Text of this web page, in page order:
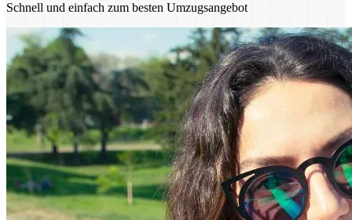
Schnell und einfach zum besten Umzugsangebot